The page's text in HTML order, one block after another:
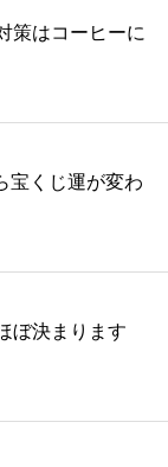
策はコーヒーに
宝くじ運が変わ
ぼ決まります